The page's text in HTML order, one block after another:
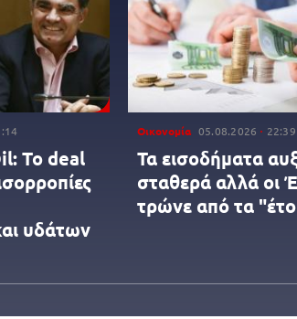
Το deal
υδάτων
Οικονομία 05.08.2026 22:39
Τα εισοδήματα
σταθερά αλλά οι
τρώνε από τα